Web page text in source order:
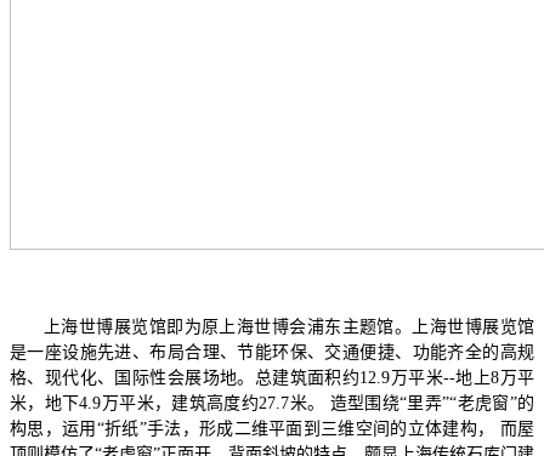
上海世博展览馆即为原上海世博会浦东主题馆。上海世博展览馆
是一座设施先进、布局合理、节能环保、交通便捷、功能齐全的高规
格、现代化、国际性会展场地。总建筑面积约12.9万平米--地上8万平
米，地下4.9万平米，建筑高度约27.7米。 造型围绕“里弄”“老虎窗”的
构思，运用“折纸”手法，形成二维平面到三维空间的立体建构， 而屋